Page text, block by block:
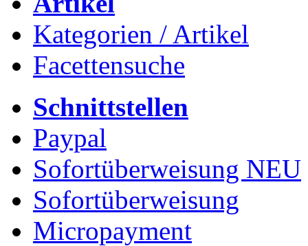
Kategorien / Artikel
Facettensuche
Schnittstellen
Paypal
Sofortüberweisung NEU
Sofortüberweisung
Micropayment